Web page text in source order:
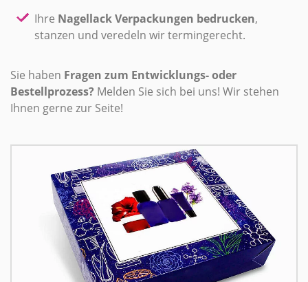
Ihre Nagellack Verpackungen bedrucken,
stanzen und veredeln wir termingerecht.
Sie haben Fragen zum Entwicklungs- oder
Bestellprozess? Melden Sie sich bei uns! Wir stehen
Ihnen gerne zur Seite!